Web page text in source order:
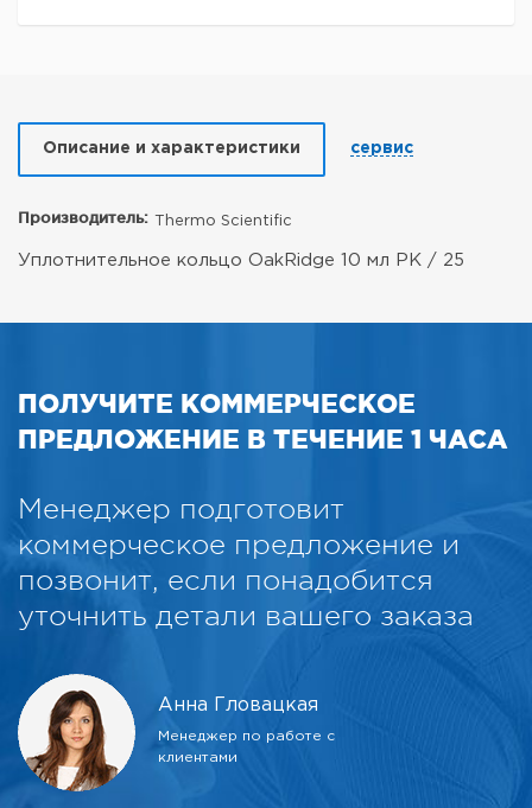
Описание и характеристики сервис
Производитель: Thermo Scientific
Уплотнительное кольцо OakRidge 10 мл PK / 25
ПОЛУЧИТЕ КОММЕРЧЕСКОЕ
ПРЕДЛОЖЕНИЕ В ТЕЧЕНИЕ 1 ЧАСА
Менеджер подготовит
коммерческое предложение и
позвонит, если понадобится
уточнить детали вашего заказа
Анна Гловацкая
Менеджер по работе с
клиентами